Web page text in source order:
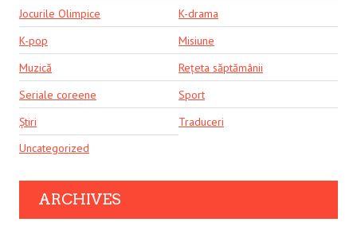
Jocurile Olimpice
K-drama
K-pop
Misiune
Muzică
Rețeta săptămânii
Seriale coreene
Sport
Știri
Traduceri
Uncategorized
ARCHIVES